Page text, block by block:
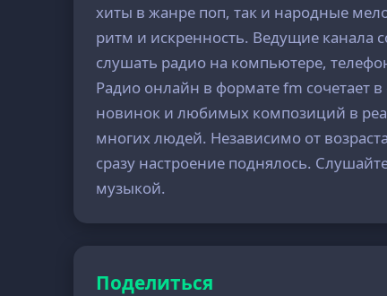
хиты в жанре поп, так и народные
ритм и искренность. Ведущие канала
слушать радио на компьютере,
Радио онлайн в формате fm сочетает
новинок и любимых композиций в
многих людей. Независимо от
сразу настроение поднялось.
музыкой.
Поделиться